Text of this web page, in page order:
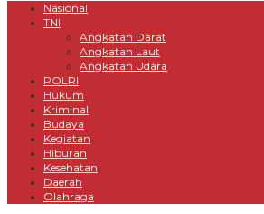
Nasional
TNI
Angkatan Darat
Angkatan Laut
Angkatan Udara
POLRI
Hukum
Kriminal
Budaya
Kegiatan
Hiburan
Kesehatan
Daerah
Olahraga